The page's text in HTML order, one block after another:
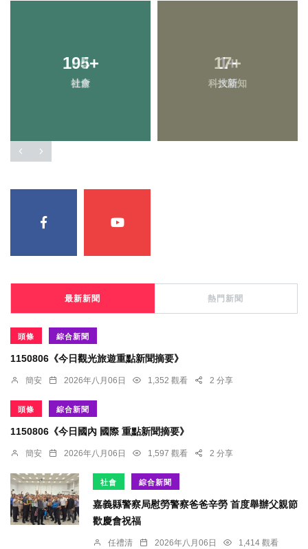
195+
社會
17+
科技新知
最新新聞 熱門新聞
頭條 綜合新聞
1150806《今日觀光旅遊重點新聞摘要》
簡安 2026年八月06日 1,352 觀看 2 分享
頭條 綜合新聞
1150806《今日國內 國際 重點新聞摘要》
簡安 2026年八月06日 1,597 觀看 2 分享
社會 綜合新聞
嘉義縣警察局慰勞警察爸爸辛勞 首度舉辦父親節
歡慶會祝福
任禮清 2026年八月06日
1,414 觀看